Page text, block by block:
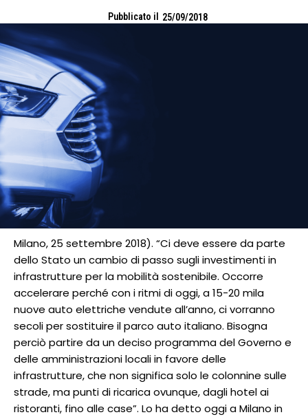
Pubblicato il 25/09/2018
Milano, 25 settembre 2018). “Ci deve essere da parte
dello Stato un cambio di passo sugli investimenti in
infrastrutture per la mobilità sostenibile. Occorre
accelerare perché con i ritmi di oggi, a 15-20 mila
nuove auto elettriche vendute all’anno, ci vorranno
secoli per sostituire il parco auto italiano. Bisogna
perciò partire da un deciso programma del Governo e
delle amministrazioni locali in favore delle
infrastrutture, che non significa solo le colonnine sulle
strade, ma punti di ricarica ovunque, dagli hotel ai
ristoranti, fino alle case”. Lo ha detto oggi a Milano in